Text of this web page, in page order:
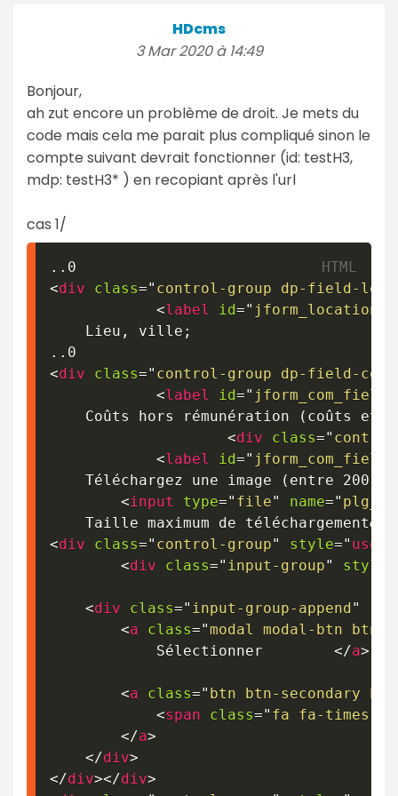
HDcms
3 Mar 2020 à 14:49
Bonjour,
ah zut encore un problème de droit. Je mets du
code mais cela me parait plus compliqué sinon le
compte suivant devrait fonctionner (id: testH3,
mdp: testH3* ) en recopiant après l'url
cas 1/
<div class=" control-group dp-field-
<label id="
<div class=" control-group dp-field-
<label id="
Coûts hors rémunération (coûts et
<div class="
<label id="
Téléchargez une image (entre 200
<input type=" file" name="
	Taille maximum de téléchargement
<div class=" control-group" style="
<div class=" input-group" style
<div class=" input-group-append "
<a class="modal modal-btn btn-
</a>
<a class=" btn btn-secondary
<span class=" fa fa-times
</a>
</div>
</div></div>